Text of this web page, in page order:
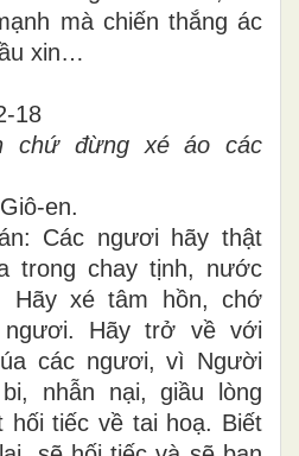
mà chiến thắng ác
xin…
18
chứ đừng xé áo các
en.
Các ngươi hãy thật
trong chay tịnh, nước
Hãy xé tâm hồn, chớ
Hãy trở về với
các ngươi, vì Người
nhẫn nại, giầu lòng
hối tiếc về tai hoạ. Biết